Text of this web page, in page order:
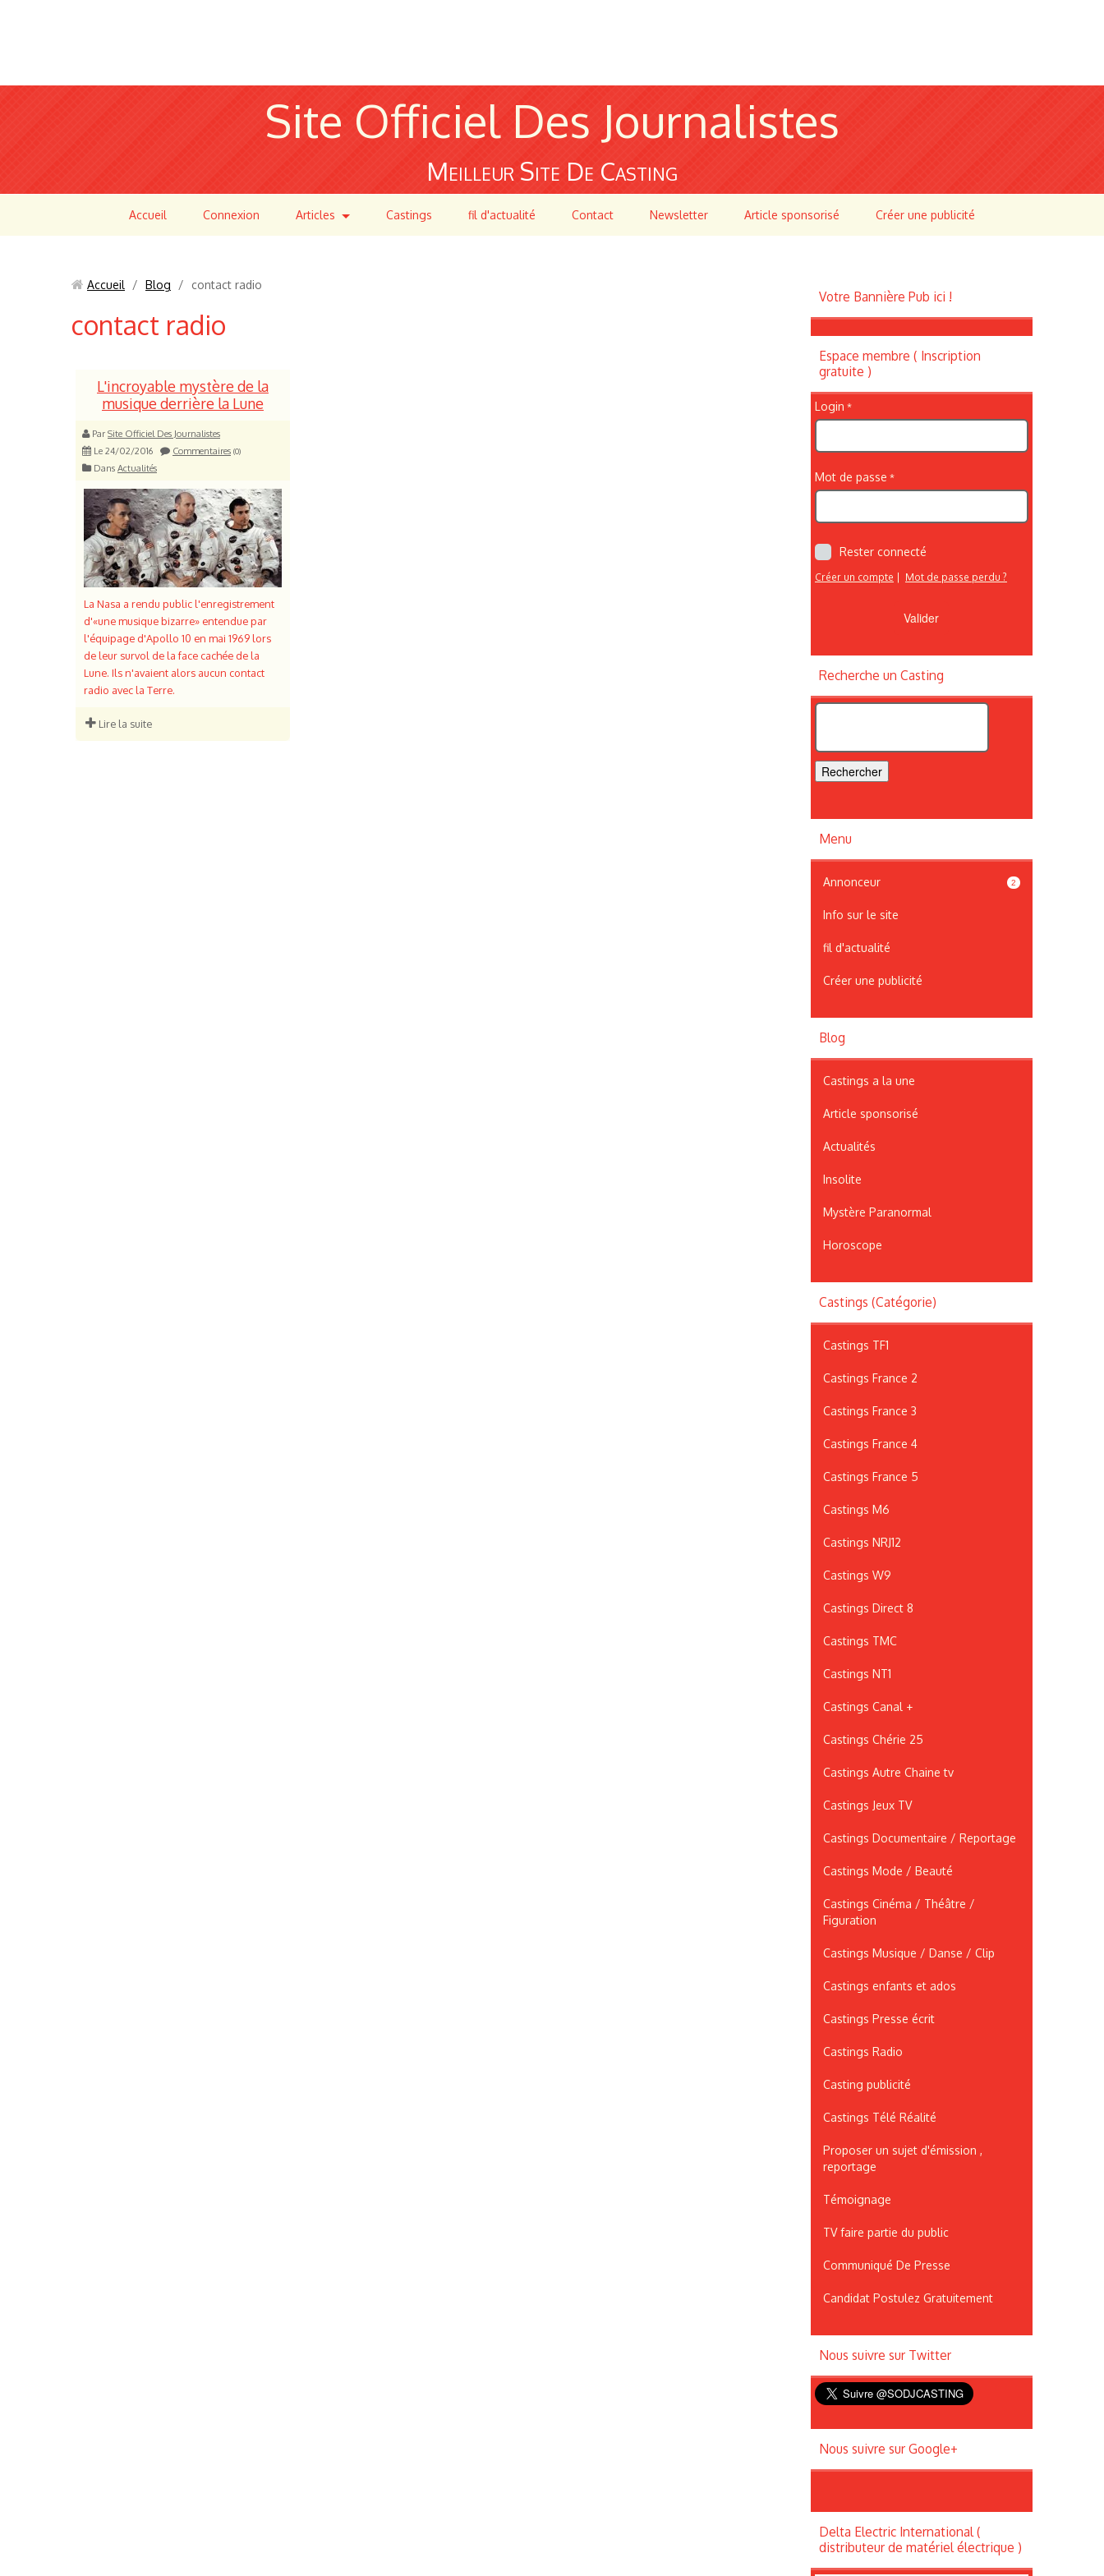
Site Officiel Des Journalistes
Meilleur Site De Casting
Accueil Connexion Articles Castings fil d'actualité Contact Newsletter Article sponsorisé Créer une publicité
Accueil / Blog / contact radio
contact radio
L'incroyable mystère de la
musique derrière la Lune
Par Site Officiel Des Journalistes
Le 24/02/2016
Commentaires (0)
Dans Actualités
La Nasa a rendu public l'enregistrement
d'«une musique bizarre» entendue par
l'équipage d'Apollo 10 en mai 1969 lors
de leur survol de la face cachée de la
Lune. Ils n'avaient alors aucun contact
radio avec la Terre.
Lire la suite
Votre Bannière Pub ici !
Espace membre ( Inscription
gratuite )
Login
Mot de passe
Rester connecté
Créer un compte Mot de passe perdu ?
Recherche un Casting
Menu
Annonceur 2
Info sur le site
fil d'actualité
Créer une publicité
Blog
Castings a la une
Article sponsorisé
Actualités
Insolite
Mystère Paranormal
Horoscope
Castings (Catégorie)
Castings TF1
Castings France 2
Castings France 3
Castings France 4
Castings France 5
Castings M6
Castings NRJ12
Castings W9
Castings Direct 8
Castings TMC
Castings NT1
Castings Canal +
Castings Chérie 25
Castings Autre Chaine tv
Castings Jeux TV
Castings Documentaire / Reportage
Castings Mode / Beauté
Castings Cinéma / Théâtre /
Figuration
Castings Musique / Danse / Clip
Castings enfants et ados
Castings Presse écrit
Castings Radio
Casting publicité
Castings Télé Réalité
Proposer un sujet d'émission ,
reportage
Témoignage
TV faire partie du public
Communiqué De Presse
Candidat Postulez Gratuitement
Nous suivre sur Twitter
Nous suivre sur Google+
Delta Electric International (
distributeur de matériel électrique )